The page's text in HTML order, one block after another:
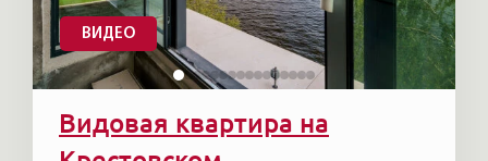
ВИДЕО
Видовая квартира на